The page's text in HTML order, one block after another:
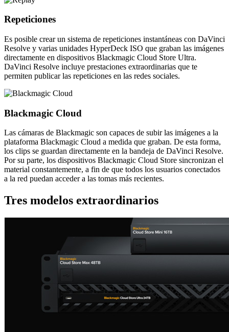
Repeticiones
Es posible crear un sistema de repeticiones instantáneas con DaVinci
Resolve y varias unidades HyperDeck ISO que graban las imágenes
directamente en dispositivos Blackmagic Cloud Store Ultra.
DaVinci Resolve incluye prestaciones extraordinarias que te
permiten publicar las repeticiones en las redes sociales.
Blackmagic Cloud
Las cámaras de Blackmagic son capaces de subir las imágenes a la
plataforma Blackmagic Cloud a medida que graban. De esta forma,
los clips se guardan directamente en la bandeja de DaVinci Resolve.
Por su parte, los dispositivos Blackmagic Cloud Store sincronizan el
material constantemente, a fin de que todos los usuarios conectados
a la red puedan acceder a las tomas más recientes.
Tres modelos extraordinarios